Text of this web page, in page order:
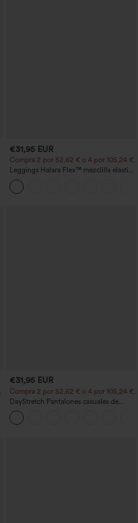
€31,95 EUR
Compra 2 por 52,62 € o 4 por 105,24 €.
Leggings Halara Flex™ mezclilla elástico
bolsillo lateral trasero tiro alto
€31,95 EUR
Compra 2 por 52,62 € o 4 por 105,24 €.
DayStretch Pantalones casuales de
cintura alta con pernera tipo barril y
bolsillos